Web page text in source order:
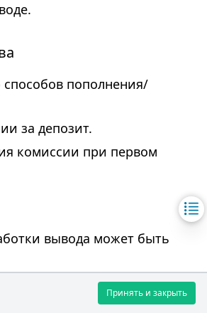
пополнения/
за депозит.
комиссии при первом
вывода может быть
платежных систем
Принять и закрыть